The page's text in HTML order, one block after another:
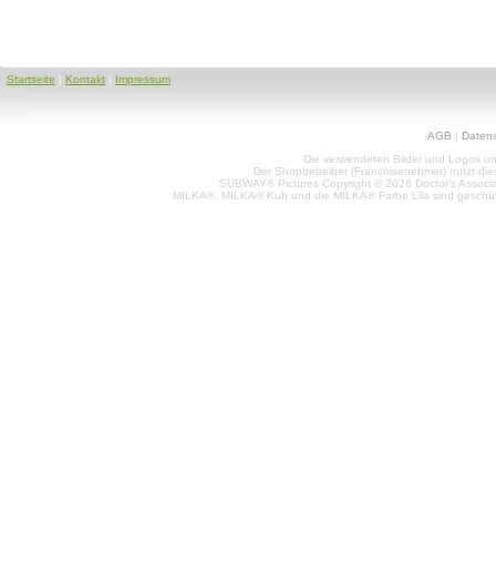
Startseite | Kontakt | Impressum
AGB |
Die verwendeten Bilder und Logos
Der Shopbetreiber (Franchisenehmer) nutzt
SUBWAY® Pictures Copyright © 2026 Doctor's
MILKA®, MILKA® Kuh und die MILKA® Farbe Lila sind